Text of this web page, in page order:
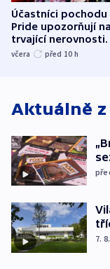
Účastníci pochodu
Pride upozorňují na
trvající nerovnosti i
společenskou
včera před 10 h
Aktuálně
7.